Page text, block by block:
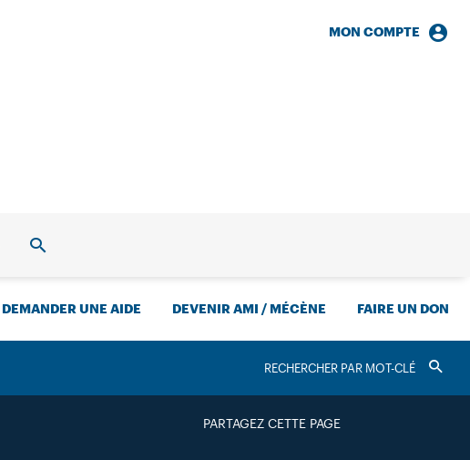
MON COMPTE
RECHERCHE
DEMANDER UNE AIDE DEVENIR AMI / MÉCÈNE FAIRE UN DON
Valider
PARTAGEZ CETTE PAGE